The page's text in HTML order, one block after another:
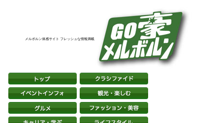
メルボルン体感サイト フレッシュな情報満載